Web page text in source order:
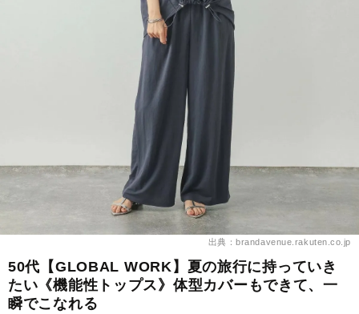
出典：brandavenue.rakuten.co.jp
50代【GLOBAL WORK】夏の旅行に持っていき
たい《機能性トップス》体型カバーもできて、一
瞬でこなれる